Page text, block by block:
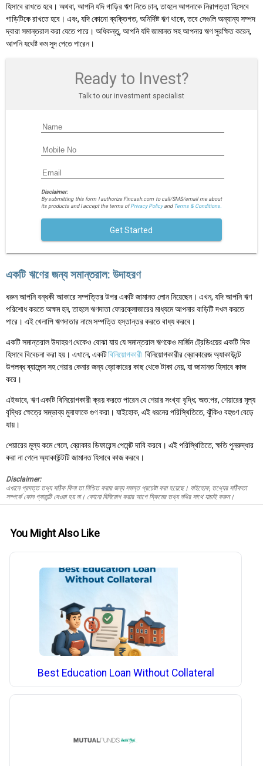
হিসাবে রাখতে হবে। অথবা, আপনি যদি গাড়ির ঋণ নিতে চান, তাহলে আপনাকে নিরাপত্তা হিসেবে
গাড়িটিকে রাখতে হবে। এবং, যদি কোনো ব্যক্তিগত, অনির্দিষ্ট ঋণ থাকে, তবে সেগুলি অন্যান্য সম্পদ
দ্বারা সমান্তরাল করা যেতে পারে। অধিকন্তু, আপনি যদি জামানত সহ আপনার ঋণ সুরক্ষিত করেন,
আপনি যথেষ্ট কম সুদ পেতে পারেন।
Ready to Invest?
Talk to our investment specialist
Disclaimer:
By submitting this form I authorize Fincash.com to call/SMS/email me about
its products and I accept the terms ofPrivacy Policyand Terms & Conditions.
Get Started
একটি ঋণের জন্য সমান্তরাল: উদাহরণ
ধরুন আপনি বন্ধকী আকারে সম্পত্তির উপর একটি জামানত লোন নিয়েছেন। এখন, যদি আপনি ঋণ
পরিশোধ করতে অক্ষম হন, তাহলে ঋণদাতা ফোরক্লোজারের মাধ্যমে আপনার বাড়িটি দখল করতে
পারে। এই খেলাপি ঋণদাতার নামে সম্পত্তি হস্তান্তর করতে বাধ্য করবে।
একটি সমান্তরাল উদাহরণ থেকেও বোঝা যায় যে সমান্তরাল ঋণকেও মার্জিন ট্রেডিংয়ের একটি দিক
হিসাবে বিবেচনা করা হয়। এখানে, একটিবিনিয়োগকারী বিনিয়োগকারীর ব্রোকারেজ অ্যাকাউন্টে
উপলব্ধ ব্যালেন্স সহ শেয়ার কেনার জন্য ব্রোকারের কাছ থেকে টাকা নেয়, যা জামানত হিসাবে কাজ
করে।
এইভাবে, ঋণ একটি বিনিয়োগকারী ক্রয় করতে পারেন যে শেয়ার সংখ্যা বৃদ্ধি; অত:পর, শেয়ারের মূল্য
বৃদ্ধির ক্ষেত্রে সম্ভাব্য মুনাফাকে গুণ করা। যাইহোক, এই ধরনের পরিস্থিতিতে, ঝুঁকিও বহুগুণ বেড়ে
যায়।
শেয়ারের মূল্য কমে গেলে, ব্রোকার ডিফারেন্স পেমেন্ট দাবি করবে। এই পরিস্থিতিতে, ক্ষতি পুনরুদ্ধার
করা না গেলে অ্যাকাউন্টটি জামানত হিসাবে কাজ করবে।
Disclaimer:
এখানে প্রদত্ত তথ্য সঠিক কিনা তা নিশ্চিত করার জন্য সমস্ত প্রচেষ্টা করা হয়েছে। যাইহোক, তথ্যের সঠিকতা
সম্পর্কে কোন গ্যারান্টি দেওয়া হয় না। কোনো বিনিয়োগ করার আগে স্কিমের তথ্য নথির সাথে যাচাই করুন।
You Might Also Like
Best Education Loan Without Collateral